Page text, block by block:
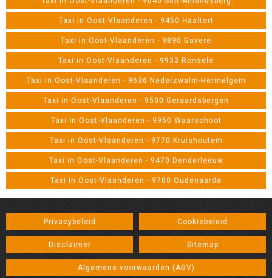
Taxi in Oost-Vlaanderen - 9450 Haaltert
Taxi in Oost-Vlaanderen - 9890 Gavere
Taxi in Oost-Vlaanderen - 9932 Ronsele
Taxi in Oost-Vlaanderen - 9636 Nederzwalm-Hermelgem
Taxi in Oost-Vlaanderen - 9500 Geraardsbergen
Taxi in Oost-Vlaanderen - 9950 Waarschoot
Taxi in Oost-Vlaanderen - 9770 Kruishoutem
Taxi in Oost-Vlaanderen - 9470 Denderleeuw
Taxi in Oost-Vlaanderen - 9700 Oudenaarde
Privacybeleid Cookiebeleid
Disclaimer Sitemap
Algemene voorwaarden (AGV)